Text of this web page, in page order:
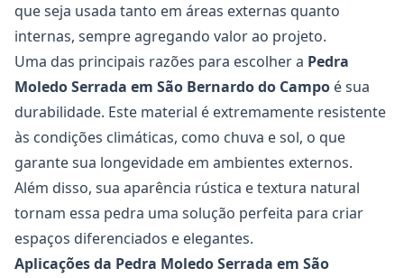
que seja usada tanto em áreas externas quanto
internas, sempre agregando valor ao projeto.
Uma das principais razões para escolher a Pedra
Moledo Serrada em São Bernardo do Campo é sua
durabilidade. Este material é extremamente resistente
às condições climáticas, como chuva e sol, o que
garante sua longevidade em ambientes externos.
Além disso, sua aparência rústica e textura natural
tornam essa pedra uma solução perfeita para criar
espaços diferenciados e elegantes.
Aplicações da Pedra Moledo Serrada em São